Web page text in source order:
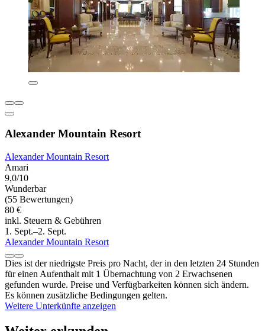
Alexander Mountain Resort
Alexander Mountain Resort
Amari
9,0/10
Wunderbar
(55 Bewertungen)
80 €
inkl. Steuern & Gebühren
1. Sept.–2. Sept.
Alexander Mountain Resort
Dies ist der niedrigste Preis pro Nacht, der in den letzten 24 Stunden
für einen Aufenthalt mit 1 Übernachtung von 2 Erwachsenen
gefunden wurde. Preise und Verfügbarkeiten können sich ändern.
Es können zusätzliche Bedingungen gelten.
Weitere Unterkünfte anzeigen